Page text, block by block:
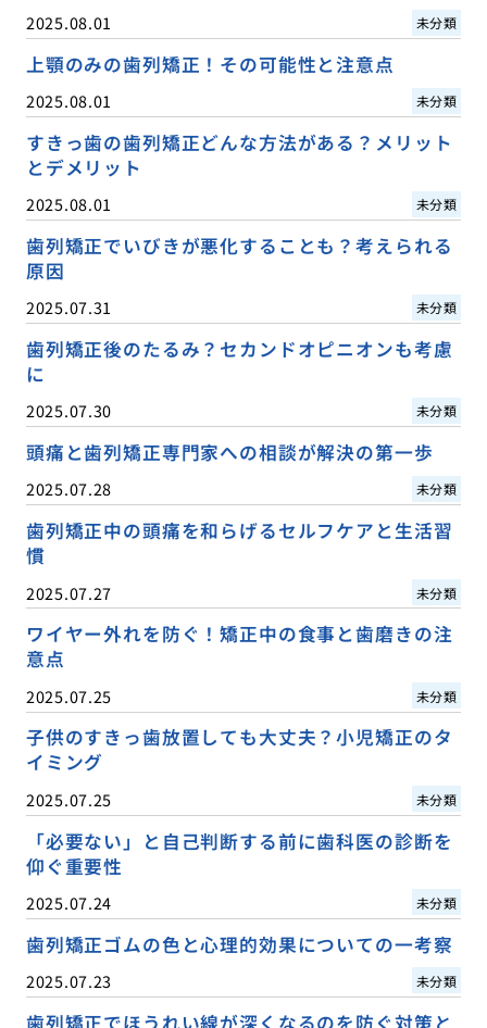
2025.08.01 未分類
上顎のみの歯列矯正！その可能性と注意点
2025.08.01 未分類
すきっ歯の歯列矯正どんな方法がある？メリット
とデメリット
2025.08.01 未分類
歯列矯正でいびきが悪化することも？考えられる
原因
2025.07.31 未分類
歯列矯正後のたるみ？セカンドオピニオンも考慮
に
2025.07.30 未分類
頭痛と歯列矯正専門家への相談が解決の第一歩
2025.07.28 未分類
歯列矯正中の頭痛を和らげるセルフケアと生活習
慣
2025.07.27 未分類
ワイヤー外れを防ぐ！矯正中の食事と歯磨きの注
意点
2025.07.25 未分類
子供のすきっ歯放置しても大丈夫？小児矯正のタ
イミング
2025.07.25 未分類
「必要ない」と自己判断する前に歯科医の診断を
仰ぐ重要性
2025.07.24 未分類
歯列矯正ゴムの色と心理的効果についての一考察
2025.07.23 未分類
歯列矯正でほうれい線が深くなるのを防ぐ対策と